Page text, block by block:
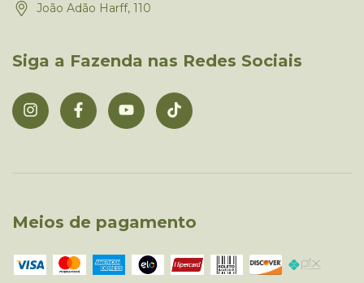
João Adão Harff, 110
Siga a Fazenda nas Redes Sociais
Meios de pagamento